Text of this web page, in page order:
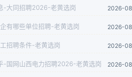
-大同招聘2026-老黄选岗 2026-
有哪些单位招聘-老黄选岗 2026-
招聘条件-老黄选岗 2026-
-国网山西电力招聘2026-老黄选岗 2026-